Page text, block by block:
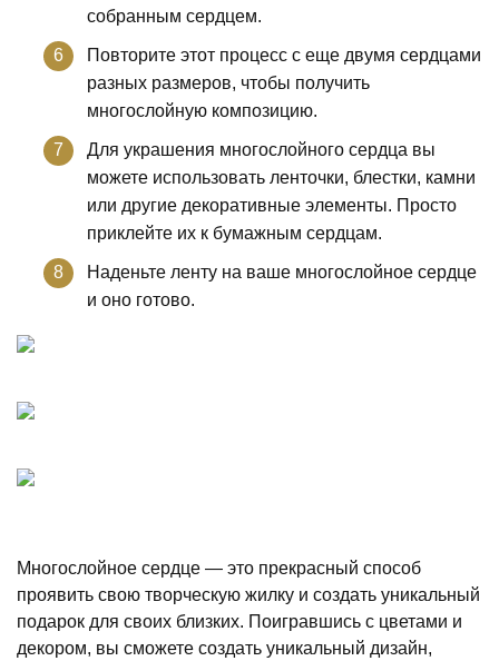
собранным сердцем.
Повторите этот процесс с еще двумя сердцами
разных размеров, чтобы получить
многослойную композицию.
Для украшения многослойного сердца вы
можете использовать ленточки, блестки, камни
или другие декоративные элементы. Просто
приклейте их к бумажным сердцам.
Наденьте ленту на ваше многослойное сердце
и оно готово.
Многослойное сердце — это прекрасный способ
проявить свою творческую жилку и создать уникальный
подарок для своих близких. Поигравшись с цветами и
декором, вы сможете создать уникальный дизайн,